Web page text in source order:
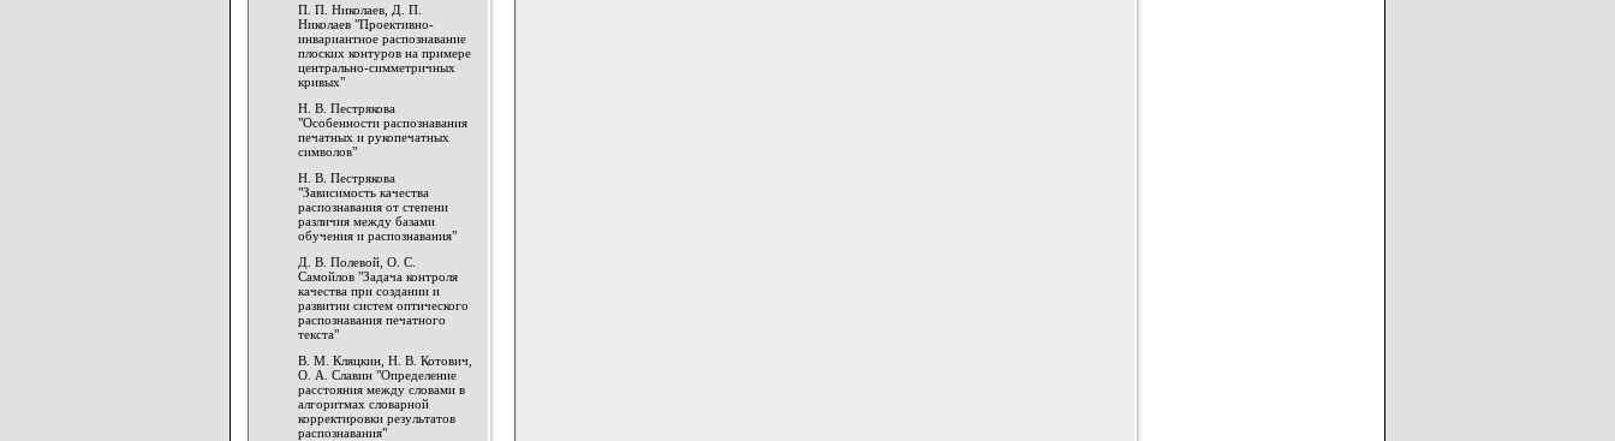
П. П. Николаев, Д. П.
Николаев "Проективно-
инвариантное распознавание
плоских контуров на примере
центрально-симметричных
кривых"
Н. В. Пестрякова
"Особенности распознавания
печатных и рукопечатных
символов"
Н. В. Пестрякова
"Зависимость качества
распознавания от степени
различия между базами
обучения и распознавания"
Д. В. Полевой, О. С.
Самойлов "Задача контроля
качества при создании и
развитии систем оптического
распознавания печатного
текста"
В. М. Кляцкин, Н. В. Котович,
О. А. Славин "Определение
расстояния между словами в
алгоритмах словарной
корректировки результатов
распознавания"